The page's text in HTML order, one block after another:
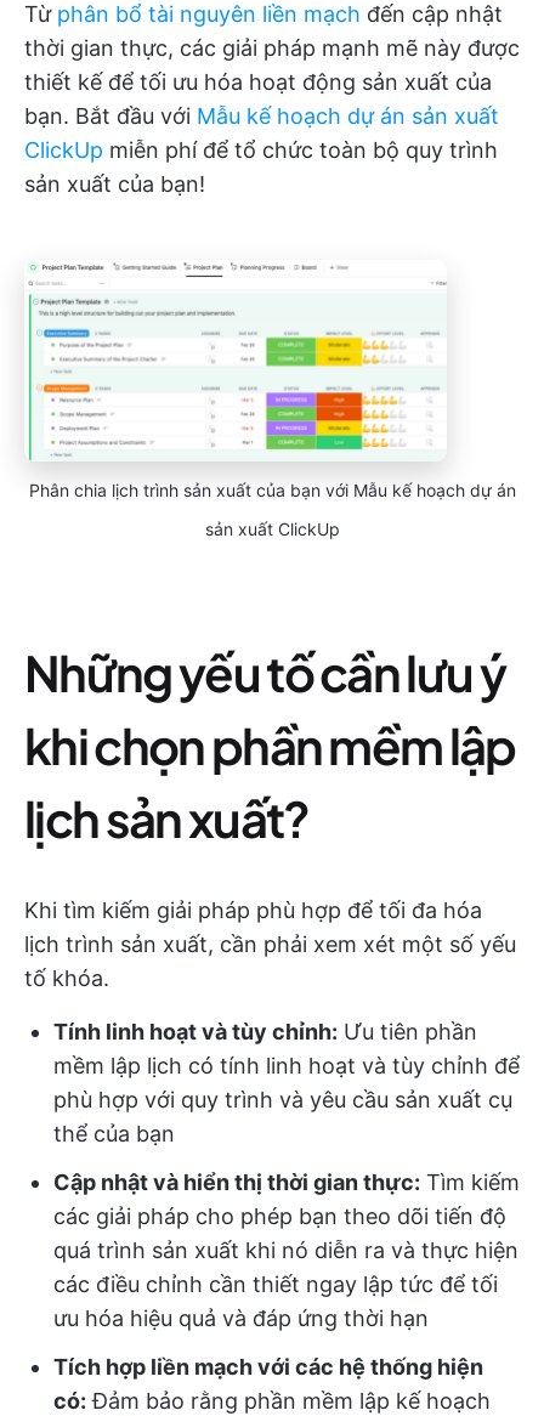
Từ phân bổ tài nguyên liền mạch đến cập nhật
thời gian thực, các giải pháp mạnh mẽ này được
thiết kế để tối ưu hóa hoạt động sản xuất của
bạn. Bắt đầu với Mẫu kế hoạch dự án sản xuất
ClickUp miễn phí để tổ chức toàn bộ quy trình
sản xuất của bạn!
Phân chia lịch trình sản xuất của bạn với Mẫu kế hoạch dự án
sản xuất ClickUp
Những yếu tố cần lưu ý
khi chọn phần mềm lập
lịch sản xuất?
Khi tìm kiếm giải pháp phù hợp để tối đa hóa
lịch trình sản xuất, cần phải xem xét một số yếu
tố khóa.
Tính linh hoạt và tùy chỉnh: Ưu tiên phần
mềm lập lịch có tính linh hoạt và tùy chỉnh để
phù hợp với quy trình và yêu cầu sản xuất cụ
thể của bạn
Cập nhật và hiển thị thời gian thực: Tìm kiếm
các giải pháp cho phép bạn theo dõi tiến độ
quá trình sản xuất khi nó diễn ra và thực hiện
các điều chỉnh cần thiết ngay lập tức để tối
ưu hóa hiệu quả và đáp ứng thời hạn
Tích hợp liền mạch với các hệ thống hiện
có: Đảm bảo rằng phần mềm lập kế hoạch